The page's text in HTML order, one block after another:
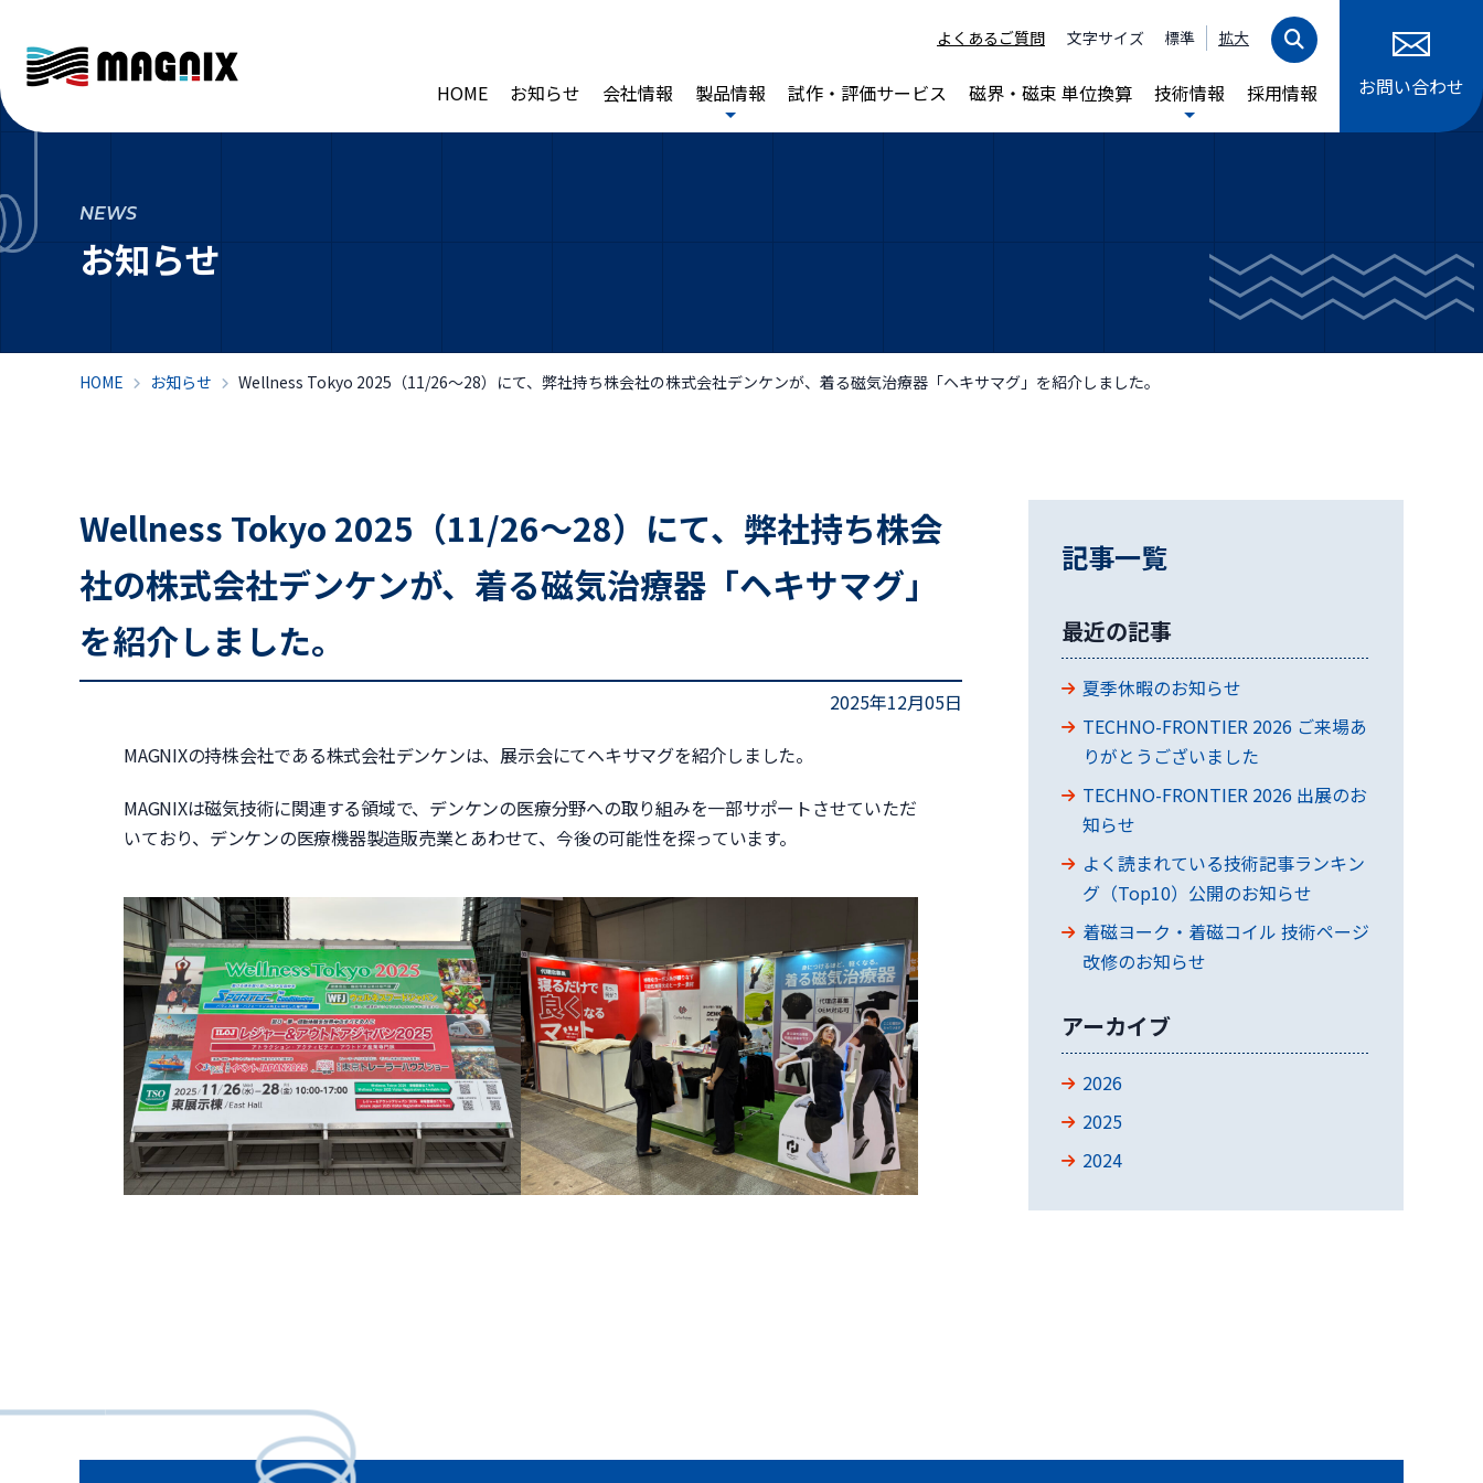
よくあるご質問 文字サイズ 標準 拡大
HOME お知らせ 会社情報 製品情報 試作・評価サービス 磁界・磁束 単位換算 技術情報 採用情報 お問い合わせ
NEWS
お知らせ
HOME お知らせ Wellness Tokyo 2025（11/26～28）にて、弊社持ち株会社の株式会社デンケンが、着る磁気治療器「ヘキサマグ」を紹介しました。
Wellness Tokyo 2025（11/26～28）にて、弊社持ち株会
社の株式会社デンケンが、着る磁気治療器「ヘキサマグ」
を紹介しました。
2025年12月05日
MAGNIXの持株会社である株式会社デンケンは、展示会にてヘキサマグを紹介しました。
MAGNIXは磁気技術に関連する領域で、デンケンの医療分野への取り組みを一部サポートさせていただ
いており、デンケンの医療機器製造販売業とあわせて、今後の可能性を探っています。
記事一覧
最近の記事
夏季休暇のお知らせ
TECHNO-FRONTIER 2026 ご来場あ
りがとうございました
TECHNO-FRONTIER 2026 出展のお
知らせ
よく読まれている技術記事ランキン
グ（Top10）公開のお知らせ
着磁ヨーク・着磁コイル 技術ページ
改修のお知らせ
アーカイブ
2026
2025
2024